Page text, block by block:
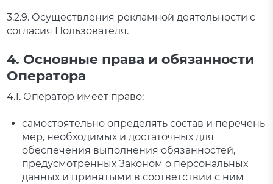
3.2.9. Осуществления рекламной деятельности с
согласия Пользователя.
4. Основные права и обязанности
Оператора
4.1. Оператор имеет право:
самостоятельно определять состав и перечень
мер, необходимых и достаточных для
обеспечения выполнения обязанностей,
предусмотренных Законом о персональных
данных и принятыми в соответствии с ним